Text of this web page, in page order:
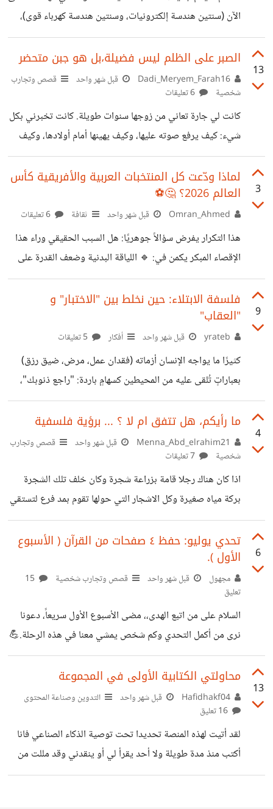
الآن (سنتين هندسة إلكترونيات، وسنتين هندسة كهرباء قوى)،
ومتبقي لي 72 ساعة معتمدة للتخرج. بسبب عدم تقبلي التام
للتخصص وصعوبته، تراجع معدلي كثيراً وتلقيت إنذارات
أكاديمية وأشعر باستنزاف نفسي كامل. في المقابل، لدي شغف
حقيقي بمجال الاقتصاد الرقمي وأرى نفسي فيه. سؤالي لكم: هل
من الحكمة والمنطق أن أضغط على نفسي وأجبر نفسي على إنهاء
الـ 72 ساعة المتبقية في الهندسة لمجرد أنني قضيت فيها 4
سنوات؟ أم أن
13
الصبر على الظلم ليس فضيلة،بل هو جبن متحضر
قبل شهر واحد
قصص وتجارب
شخصية
كانت لي جارة تعاني من زوجها سنوات طويلة. كانت تخبرني بكل
شيء: كيف يرفع صوته عليها، وكيف يهينها أمام أولادها، وكيف
يمنعها من زيارة أهلها. وفي كل مرة كنت أسألها: "لماذا تبقين؟"
كانت ترد بجملة حفظتها عن ظهر قلب: "سأصبر، والله مع
الصابرين". كانت تؤمن أن صبرها هذا سيُكتب له أجر، وأنه دليل
على قوتها وتحملها. حتى في يوم دخلت المستشفى بسبب التوتر
والضغط النفسي، وكان الطبيب يقول إن حالتها نتيجة سنوات من
الكبت. في المقابل، رأيت امرأة أخرى في
3
لماذا ودّعت كل المنتخبات العربية والأفريقية كأس
العالم 2026؟ 🤔⚽
قبل شهر واحد ثقافة
هذا التكرار يفرض سؤالاً جوهريًا: هل السبب الحقيقي وراء هذا
الإقصاء المبكر يكمن في: 🔹 اللياقة البدنية وضعف القدرة على
الحفاظ على المستوى في الدقائق الأخيرة؟ 🔹 ثقافة "المحافظة
أن هناك أسبابًا أعمق تتعلق بـالتخطيط الفني بعيد المدى، وجودة
الدوريات المحلية، والاستثمار في قطاعات الناشئين؟
9
فلسفة الابتلاء: حين نخلط بين "الاختبار" و
"العقاب"
قبل شهر واحد أفكار
كثيرًا ما يواجه الإنسان أزماته (فقدان عمل، مرض، ضيق رزق)
بعباراتٍ تُلقى عليه من المحيطين كسهامٍ باردة: "راجع ذنوبك"،
"ربنا بيعاقبك". هذه الجملة، رغم أنها قد تُقال بحسن نية في
ظاهرها، تحمل في طياتها دماراً نفسياً وشرخاً في العلاقة مع
الخالق. 1. تصحيح المفهوم: الدنيا دار اختبار لا دار جزاء إذا كانت
المعادلة الكونية هي (ذنب = عقوبة فورية)، لكان الأنبياء
والصالحون هم أكثر الناس رفاهية في الدنيا، ولما مرّوا بابتلاءات
هي الأعظم في التاريخ. الحقيقة أن الدنيا "دار اختبار"
4
ما رأيكم، هل تتفق ام لا ؟ ... برؤية فلسفية
قبل شهر واحد
قصص وتجارب
شخصية
اذا كان هناك رجلا قامة بزراعة شجرة وكان خلف تلك الشجرة
بركة مياه صغيرة وكل الاشجار التي حولها تقوم بمد فرع لتستقي
منها، ولكن تاخذ تلك الشجرة المياه من المزاع فقط ولابد ان
تستغرق ٢٠ عام لكي تثمر، وفي تلك السنوات كان يقوم المزارع
بقطع فروع تلك الشجرة ونتف أوراقها ويقوم بسقيها بقدر قليل
من الماء الثابت حجمه وهو يقول 'ها انا اسقيقي !! وانظري
الاشجار التي حولك، توفر علي مزارعيها الجهد والمال! ، وبعد ان
كادت الوصول من مدة الاثمار
6
تحدي يوليو: حفظ ٤ صفحات من القرآن ( الأسبوع
الأول ).
مجهول قبل شهر واحد قصص وتجارب شخصية
15
تعليق
السلام على من اتبع الهدى،، مضى الأسبوع الأول سريعاً، دعونا
نرى من أكمل التحدي وكم شخص يمشي معنا في هذه الرحلة.💪
🚀 بالنسبة لي، استغليت التحدي بإكمال حفظ سورة البقرة،
حفظت صفحة ٤١ ، أحسست أنها سهلة، ربما لصعوبة الصفحات
الاية التي اخترتها:*( إِذ قالوا لِنَبِيٍّ لَهُمُ ابعَث لَنا مَلِكًا نُقاتِل في
سَبيلِ اللَّهِ ........ فَلَمّا كُتِبَ عَلَيهِمُ القِتالُ تَوَلَّوا إِلّا قَليلًا مِنهُم)*.
وهذا يذكرني بحال كثير من الناس حولنا، تتفق
13
محاولتي الكتابية الأولى في المجموعة
قبل شهر واحد
التدوين وصناعة المحتوى
لقد أتيت لهذه المنصة تحديدا تحت توصية الذكاء الصناعي فانا
أكتب منذ مدة طويلة ولا أحد يقرأ لي أو ينقدني وقد مللت من
نقد الذكاء الاصطناعي لنصوصي الذي لا يخلو من مديح رغم